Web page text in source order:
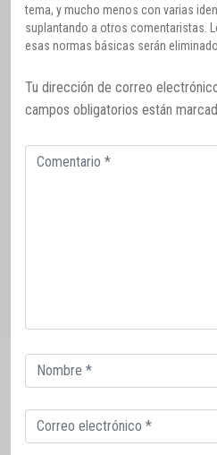
tema, y mucho menos con varias
suplantando a otros comentaristas.
esas normas básicas serán
Tu dirección de correo
campos obligatorios están
Comentario
Correo
electrónico
Correo
electrónico